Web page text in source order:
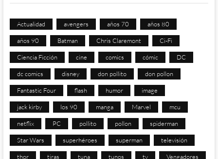
Actualidad avengers años 70 años 80
años 90 Batman Chris Claremont Ci-Fi
Ciencia Ficción cine comics cómic DC
dc comics disney don pollito don pollon
Fantastic Four flash humor image
jack kirby los 90 manga Marvel mcu
netflix PC pollito pollon spiderman
Star Wars superhéroes superman televisión
thor tiras tuna tunos tv Vengadores